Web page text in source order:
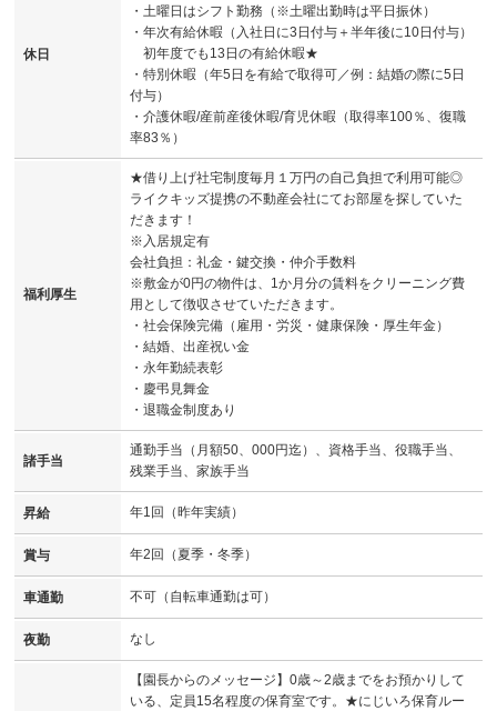
休日
・土曜日はシフト勤務（※土曜出勤時は平日振休）
・年次有給休暇（入社日に3日付与＋半年後に10日付与）
初年度でも13日の有給休暇★
・特別休暇（年5日を有給で取得可／例：結婚の際に5日
付与）
・介護休暇/産前産後休暇/育児休暇（取得率100％、復職
率83％）
福利厚生
★借り上げ社宅制度毎月１万円の自己負担で利用可能◎
ライクキッズ提携の不動産会社にてお部屋を探していた
だきます！
※入居規定有
会社負担：礼金・鍵交換・仲介手数料
※敷金が0円の物件は、1か月分の賃料をクリーニング費
用として徴収させていただきます。
・社会保険完備（雇用・労災・健康保険・厚生年金）
・結婚、出産祝い金
・永年勤続表彰
・慶弔見舞金
・退職金制度あり
諸手当
通勤手当（月額50、000円迄）、資格手当、役職手当、
残業手当、家族手当
昇給 年1回（昨年実績）
賞与 年2回（夏季・冬季）
車通勤 不可（自転車通勤は可）
夜勤 なし
【園長からのメッセージ】0歳～2歳までをお預かりして
いる、定員15名程度の保育室です。★にじいろ保育ルー